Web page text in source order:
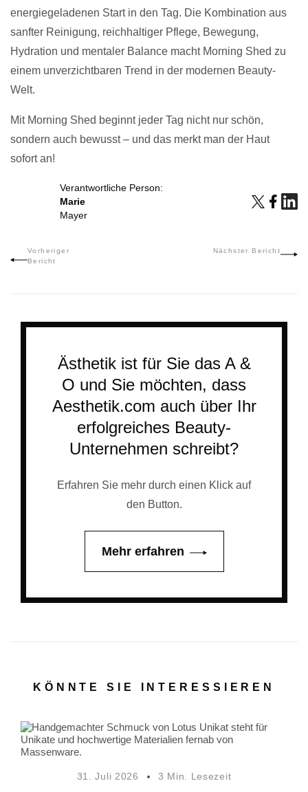
energiegeladenen Start in den Tag. Die Kombination aus
sanfter Reinigung, reichhaltiger Pflege, Bewegung,
Hydration und mentaler Balance macht Morning Shed zu
einem unverzichtbaren Trend in der modernen Beauty-
Welt.
Mit Morning Shed beginnt jeder Tag nicht nur schön,
sondern auch bewusst – und das merkt man der Haut
sofort an!
Verantwortliche Person:
Marie
Mayer
Beitrags-
Vorheriger
Bericht
Nächster Bericht
Ästhetik ist für Sie das A &
O und Sie möchten, dass
Aesthetik.com auch über Ihr
erfolgreiches Beauty-
Unternehmen schreibt?
Erfahren Sie mehr durch einen Klick auf
den Button.
Mehr erfahren
KÖNNTE SIE INTERESSIEREN
31. Juli 2026 3 Min. Lesezeit